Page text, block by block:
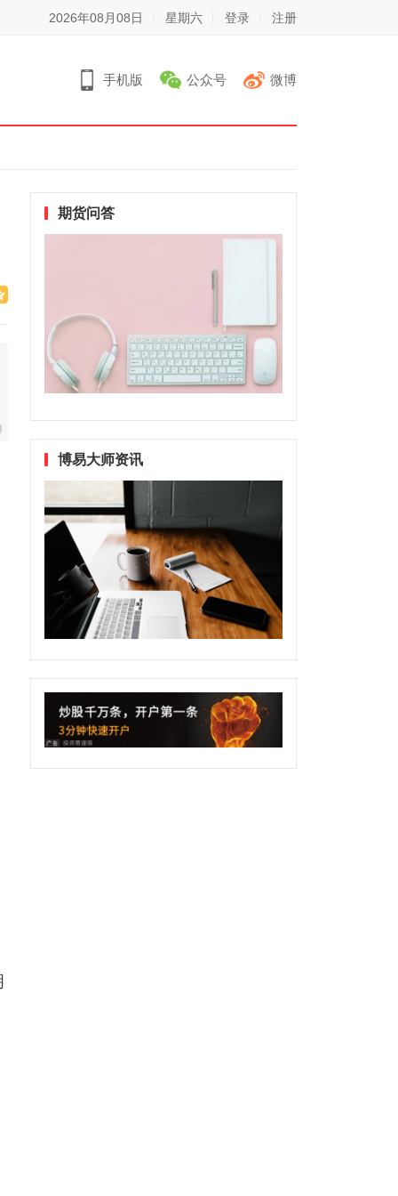
2026年08月08日 星期六 登录 注册
手机版 公众号 微博
期货问答
博易大师资讯